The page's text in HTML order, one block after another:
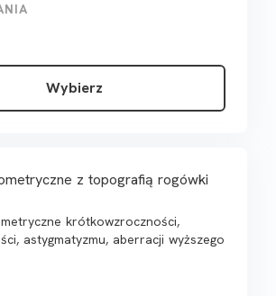
Wybierz
z topografią rogówki
krótkowzroczności,
astygmatyzmu, aberracji wyższego